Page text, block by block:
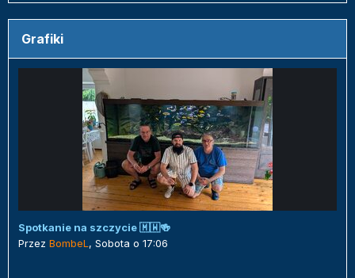
Grafiki
Spotkanie na szczycie 🇲🇼🍻
Przez BombeL , Sobota o 17:06